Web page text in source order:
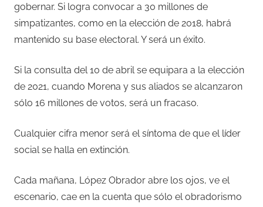
gobernar. Si logra convocar a 30 millones de
simpatizantes, como en la elección de 2018, habrá
mantenido su base electoral. Y será un éxito.
Si la consulta del 10 de abril se equipara a la elección
de 2021, cuando Morena y sus aliados se alcanzaron
sólo 16 millones de votos, será un fracaso.
Cualquier cifra menor será el síntoma de que el líder
social se halla en extinción.
Cada mañana, López Obrador abre los ojos, ve el
escenario, cae en la cuenta que sólo el obradorismo